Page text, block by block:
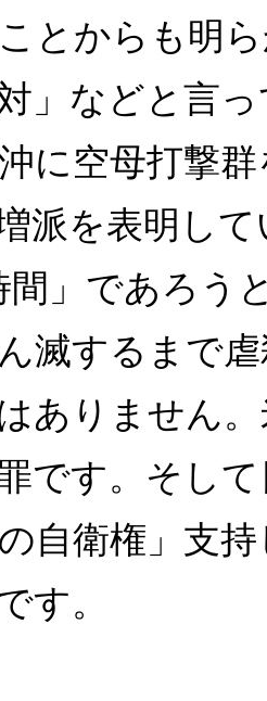
とからも明
」などと言
に空母打撃
派を表明し
間」であろ
滅するまで
ありません
です。そし
自衛権」支
す。